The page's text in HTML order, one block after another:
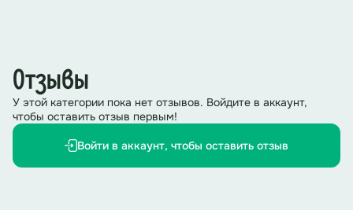
Отзывы
У этой категории пока нет отзывов. Войдите в аккаунт,
чтобы оставить отзыв первым!
Войти в аккаунт, чтобы оставить отзыв